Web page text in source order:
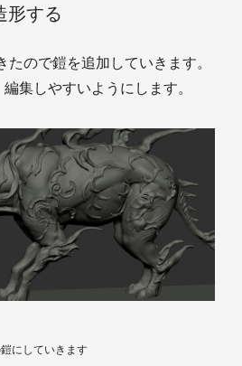
形する
たので鎧を追加していきます。
集しやすいようにします。
にしていきます